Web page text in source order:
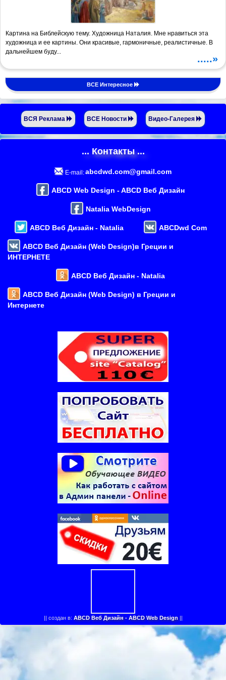
Картина на Библейскую тему. Художница Наталия. Мне нравиться эта
художница и ее картины. Они красивые, гармоничные, реалистичные. В
дальнейшем буду...
.....»
ВСЕ Интересное
ВСЯ Реклама ВСЕ Новости Видео-Галерея
... Контакты ...
E-mail:abcdwd.com@gmail.com
ABCD Web Design - ABCD Веб Дизайн
Natalia WebDesign
ABCD Веб Дизайн - Natalia ABCDwd Com
ABCD Веб Дизайн (Web Design)в Греции и
ИНТЕРНЕТЕ
ABCD Веб Дизайн - Natalia
ABCD Веб Дизайн (Web Design) в Греции и
Интернете
|| создан в: ABCD Веб Дизайн - ABCD Web Design||